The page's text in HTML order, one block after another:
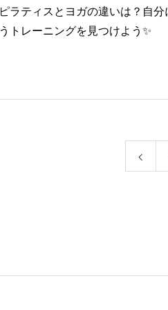
ピラティスとヨガの違いは？自分
うトレーニングを見つけよう✨